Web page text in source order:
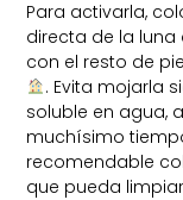
Para activarla,
directa de la luna
con el resto de
. Evita mojarla
soluble en agua,
muchísimo
recomendable
que pueda